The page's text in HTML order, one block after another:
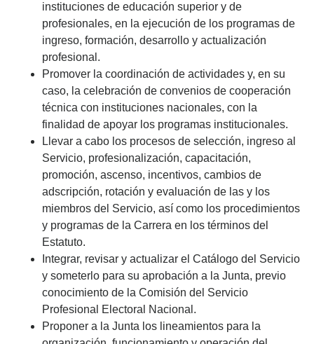
instituciones de educación superior y de
profesionales, en la ejecución de los programas de
ingreso, formación, desarrollo y actualización
profesional.
Promover la coordinación de actividades y, en su
caso, la celebración de convenios de cooperación
técnica con instituciones nacionales, con la
finalidad de apoyar los programas institucionales.
Llevar a cabo los procesos de selección, ingreso al
Servicio, profesionalización, capacitación,
promoción, ascenso, incentivos, cambios de
adscripción, rotación y evaluación de las y los
miembros del Servicio, así como los procedimientos
y programas de la Carrera en los términos del
Estatuto.
Integrar, revisar y actualizar el Catálogo del Servicio
y someterlo para su aprobación a la Junta, previo
conocimiento de la Comisión del Servicio
Profesional Electoral Nacional.
Proponer a la Junta los lineamientos para la